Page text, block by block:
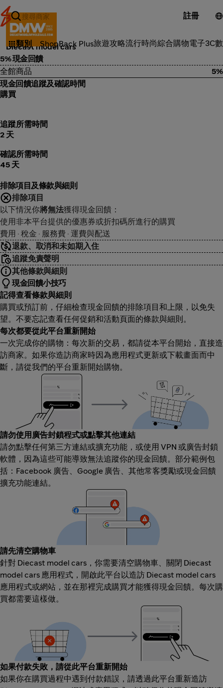
註冊
類別 ShopBack Plus旅遊攻略流行時尚綜合購物電子3C
品味風格
Diecast model cars
5% 現金回饋
全館商品
5%
現金回饋追蹤及確認時間
購買
追蹤所需時間
2 天
確認所需時間
45 天
排除項目及條款與細則
排除項目
以下情況你將無法獲得現金回饋：
使用非本平台提供的優惠券或折扣碼所進行的購買
費用 · 稅金 · 服務費 · 運費與配送
退款、取消和未如期入住
追蹤免責聲明
其他條款與細則
現金回饋小技巧
記得查看條款與細則
購買或預訂前，仔細檢查現金回饋的排除項目和上限，以免失
望。不要忘記查看任何促銷和活動頁面的條款與細則。
每次都要從此平台重新開始
一次完成你的購物：每次新的交易，都請從本平台開始，直接造
訪商家。如果你造訪商家時因為應用程式更新或下載畫面而中
斷，請從我們的平台重新開始購物。
請勿使用廣告封鎖程式或點擊其他連結
請勿點擊任何第三方連結或擴充功能，或使用 VPN 或廣告封鎖
軟體，因為這些可能導致無法追蹤你的現金回饋。部分範例包
括：Facebook 廣告、Google 廣告、其他常客獎勵或現金回饋
擴充功能連結。
請先清空購物車
針對 Diecast model cars，你需要清空購物車、關閉 Diecast
model cars 應用程式，開啟此平台以造訪 Diecast model cars
應用程式或網站，並在那裡完成購買才能獲得現金回饋。每次購
買都需要這樣做。
如果付款失敗，請從此平台重新開始
如果你在購買過程中遇到付款錯誤，請透過此平台重新造訪